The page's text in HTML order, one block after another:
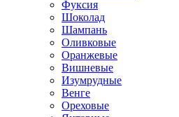
Фуксия
Шоколад
Шампань
Оливковые
Оранжевые
Вишневые
Изумрудные
Венге
Ореховые